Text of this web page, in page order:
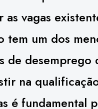
as vagas
tem um dos
de desemprego
na
é fundamental